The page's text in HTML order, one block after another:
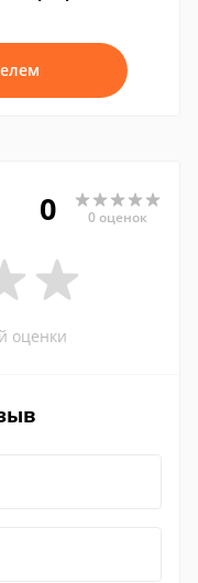
0 0 оценок
оценки